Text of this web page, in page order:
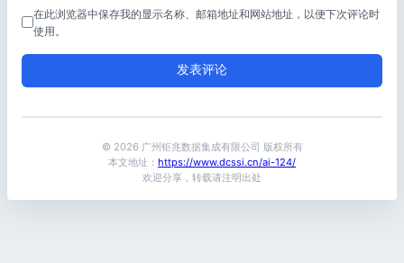
在此浏览器中保存我的显示名称、邮箱地址和网站地址，以便下次评论时
使用。
© 2026 广州钜兆数据集成有限公司 版权所有
本文地址： https://www.dcssi.cn/ai-124/
欢迎分享，转载请注明出处